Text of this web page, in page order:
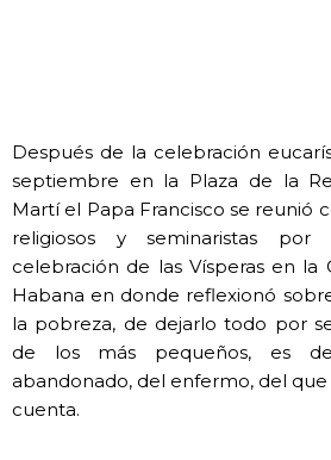
Después de la celebración
septiembre en la Plaza de la
Martí el Papa Francisco se reunió
religiosos y seminaristas
celebración de las Vísperas en la
Habana en donde reflexionó
la pobreza, de dejarlo todo por
de los más pequeños, es
abandonado, del enfermo, del
cuenta.